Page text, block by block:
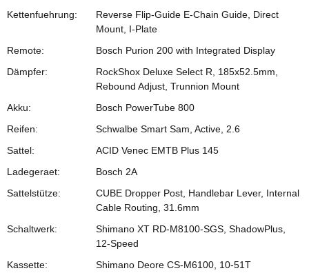
Kettenfuehrung:
Reverse Flip-Guide E-Chain Guide, Direct
Mount, I-Plate
Remote:
Bosch Purion 200 with Integrated Display
Dämpfer:
RockShox Deluxe Select R, 185x52.5mm,
Rebound Adjust, Trunnion Mount
Akku:
Bosch PowerTube 800
Reifen:
Schwalbe Smart Sam, Active, 2.6
Sattel:
ACID Venec EMTB Plus 145
Ladegeraet:
Bosch 2A
Sattelstütze:
CUBE Dropper Post, Handlebar Lever, Internal
Cable Routing, 31.6mm
Schaltwerk:
Shimano XT RD-M8100-SGS, ShadowPlus,
12-Speed
Kassette:
Shimano Deore CS-M6100, 10-51T